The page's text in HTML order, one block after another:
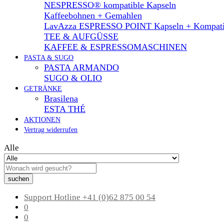
NESPRESSO® kompatible Kapseln
Kaffeebohnen + Gemahlen
LavAzza ESPRESSO POINT Kapseln +
TEE & AUFGÜSSE
KAFFEE & ESPRESSOMASCHINEN
PASTA & SUGO
PASTA ARMANDO
SUGO & OLIO
GETRÄNKE
Brasilena
ESTA THÉ
AKTIONEN
Vertrag widerrufen
Alle
suchen
Support Hotline +41 (0)62 875 00 54
0
0